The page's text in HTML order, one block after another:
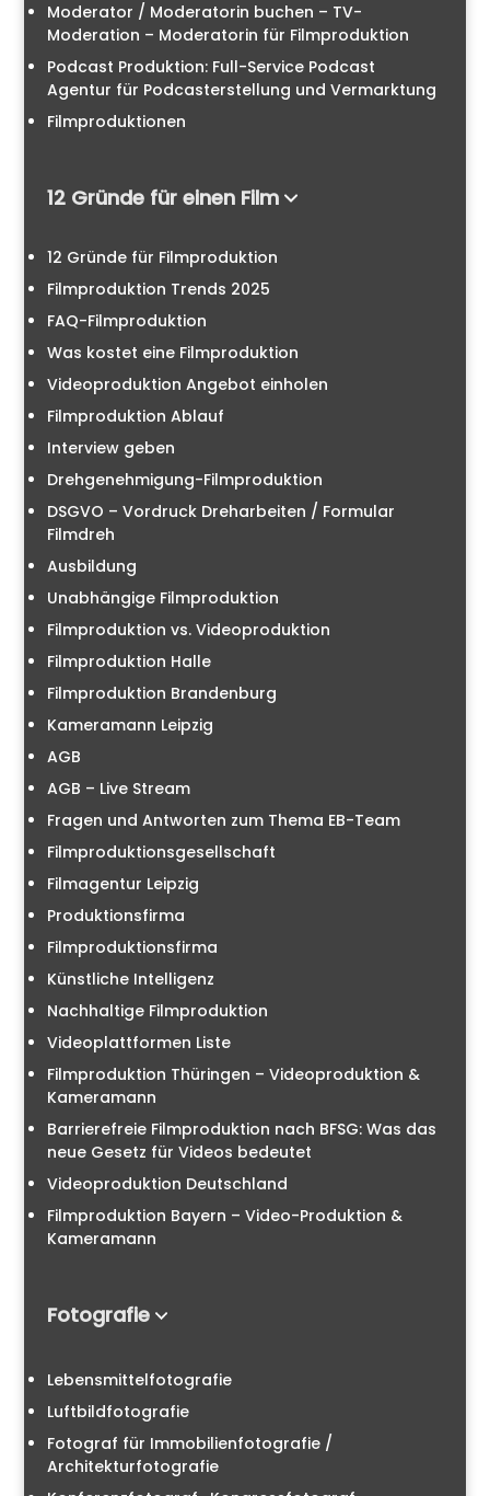
Moderator / Moderatorin buchen – TV-
Moderation – Moderatorin für Filmproduktion
Podcast Produktion: Full-Service Podcast
Agentur für Podcasterstellung und Vermarktung
Filmproduktionen
12 Gründe für einen Film
12 Gründe für Filmproduktion
Filmproduktion Trends 2025
FAQ-Filmproduktion
Was kostet eine Filmproduktion
Videoproduktion Angebot einholen
Filmproduktion Ablauf
Interview geben
Drehgenehmigung-Filmproduktion
DSGVO – Vordruck Dreharbeiten / Formular
Filmdreh
Ausbildung
Unabhängige Filmproduktion
Filmproduktion vs. Videoproduktion
Filmproduktion Halle
Filmproduktion Brandenburg
Kameramann Leipzig
AGB
AGB – Live Stream
Fragen und Antworten zum Thema EB-Team
Filmproduktionsgesellschaft
Filmagentur Leipzig
Produktionsfirma
Filmproduktionsfirma
Künstliche Intelligenz
Nachhaltige Filmproduktion
Videoplattformen Liste
Filmproduktion Thüringen – Videoproduktion &
Kameramann
Barrierefreie Filmproduktion nach BFSG: Was das
neue Gesetz für Videos bedeutet
Videoproduktion Deutschland
Filmproduktion Bayern – Video-Produktion &
Kameramann
Fotografie
Lebensmittelfotografie
Luftbildfotografie
Fotograf für Immobilienfotografie /
Architekturfotografie